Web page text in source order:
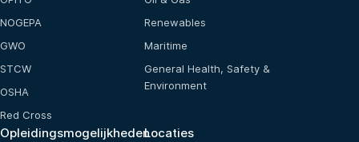
NOGEPA
GWO
STCW
OSHA
Red Cross
Renewables
Maritime
General Health, Safety &
Environment
OpleidingsmogelijkhedenLocaties